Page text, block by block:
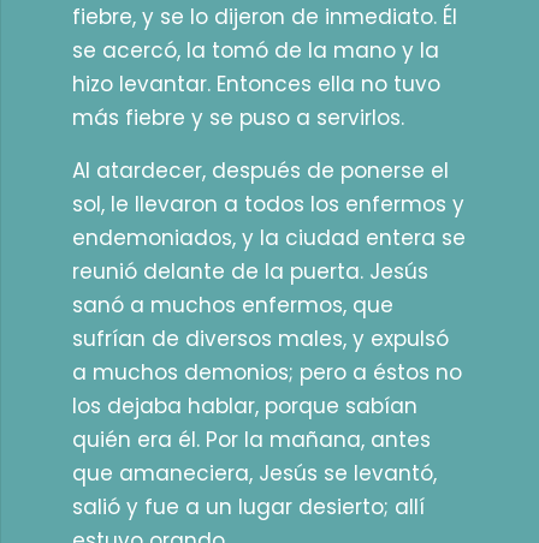
fiebre, y se lo dijeron de inmediato. Él
se acercó, la tomó de la mano y la
hizo levantar. Entonces ella no tuvo
más fiebre y se puso a servirlos.
Al atardecer, después de ponerse el
sol, le llevaron a todos los enfermos y
endemoniados, y la ciudad entera se
reunió delante de la puerta. Jesús
sanó a muchos enfermos, que
sufrían de diversos males, y expulsó
a muchos demonios; pero a éstos no
los dejaba hablar, porque sabían
quién era él. Por la mañana, antes
que amaneciera, Jesús se levantó,
salió y fue a un lugar desierto; allí